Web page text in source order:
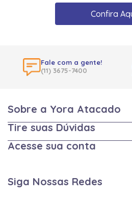
Confira
Fale com a gente!
(11) 3675-7400
Sobre a Yora Atacado
Tire suas Dúvidas
Acesse sua conta
Siga Nossas Redes